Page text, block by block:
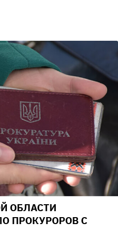
ОБЛАСТИ
ПРОКУРОРОВ С